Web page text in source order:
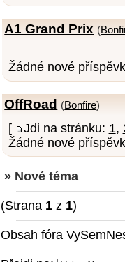
A1 Grand Prix (
Žádné nové
OffRoad (Bonfire)
[ Jdi na stránku: 1,
Žádné nové
» Nové téma
(Strana 1 z 1)
Obsah fóra